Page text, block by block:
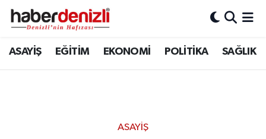
ASAYİŞ EĞİTİM EKONOMİ POLİTİKA SAĞLIK
ASAYİŞ
Denizli Nöbetçi Eczaneler